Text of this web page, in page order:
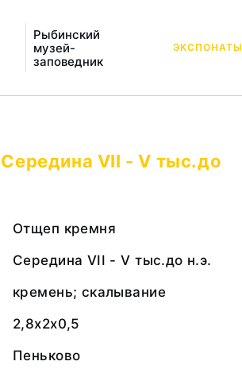
Рыбинский
музей-
заповедник
ЭКСПОНАТЫ
VII - V тыс.до
Отщеп кремня
Середина VII - V тыс.до н.э.
кремень; скалывание
2,8х2х0,5
Пеньково